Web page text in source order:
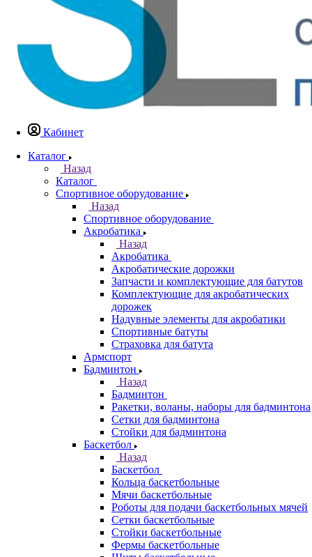
Кабинет
Каталог
Назад
Каталог
Спортивное оборудование
Назад
Спортивное оборудование
Акробатика
Назад
Акробатика
Акробатические дорожки
Запчасти и комплектующие для батутов
Комплектующие для акробатических
дорожек
Надувные элементы для акробатики
Спортивные батуты
Страховка для батута
Армспорт
Бадминтон
Назад
Бадминтон
Ракетки, воланы, наборы для бадминтона
Сетки для бадминтона
Стойки для бадминтона
Баскетбол
Назад
Баскетбол
Кольца баскетбольные
Мячи баскетбольные
Роботы для подачи баскетбольных мячей
Сетки баскетбольные
Стойки баскетбольные
Фермы баскетбольные